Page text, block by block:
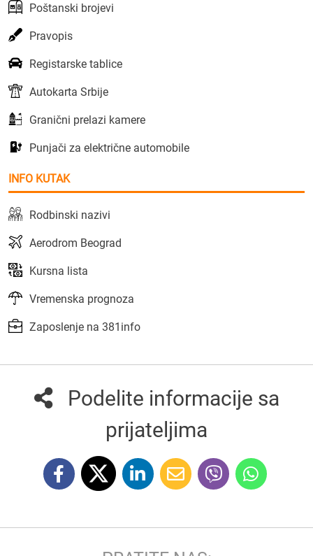
Poštanski brojevi
Pravopis
Registarske tablice
Autokarta Srbije
Granični prelazi kamere
Punjači za električne automobile
INFO KUTAK
Rodbinski nazivi
Aerodrom Beograd
Kursna lista
Vremenska prognoza
Zaposlenje na 381info
Podelite informacije sa
prijateljima